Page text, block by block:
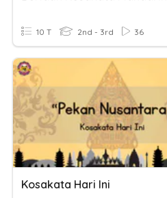
10 T 2nd - 3rd 36
Kosakata Hari Ini